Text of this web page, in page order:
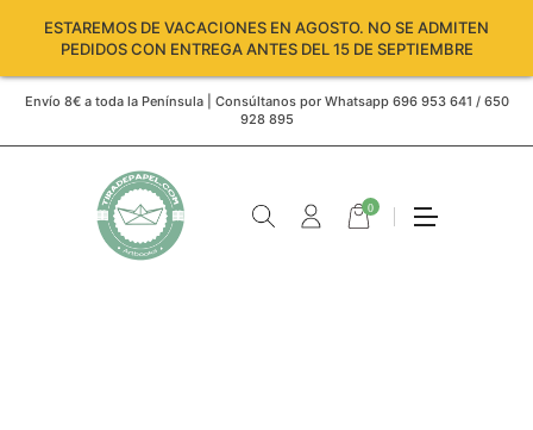
ESTAREMOS DE VACACIONES EN AGOSTO. NO SE ADMITEN
PEDIDOS CON ENTREGA ANTES DEL 15 DE SEPTIEMBRE
Envío 8€ a toda la Península | Consúltanos por Whatsapp 696 953 641 / 650
928 895
0